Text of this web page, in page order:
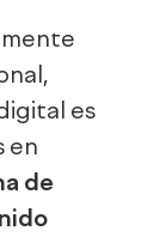
es
en
de